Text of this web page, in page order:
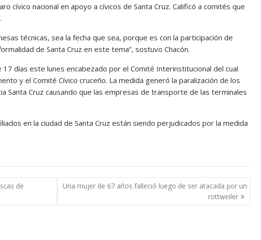
cívico nacional en apoyo a cívicos de Santa Cruz. Calificó a comités que
técnicas, sea la fecha que sea, porque es con la participación de
de Santa Cruz en este tema”, sostuvo Chacón.
17 días este lunes encabezado por el Comité Interinstitucional del cual
y el Comité Cívico cruceño. La medida generó la paralización de los
Santa Cruz causando que las empresas de transporte de las terminales
en la ciudad de Santa Cruz están siendo perjudicados por la medida
de
Una mujer de 67 años falleció luego de ser atacada por un
rottweiler